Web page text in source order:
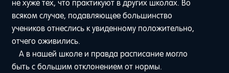
не хуже тех, что практикуют в других школах. Во
всяком случае, подавляющее большинство
учеников отнеслись к увиденному положительно,
отчего оживились.
А в нашей школе и правда расписание могло
быть с большим отклонением от нормы.